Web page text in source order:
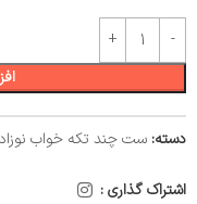
دسته: ست چند تکه خواب نوزاد
اشتراک گذاری :